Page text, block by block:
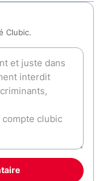
Clubic.